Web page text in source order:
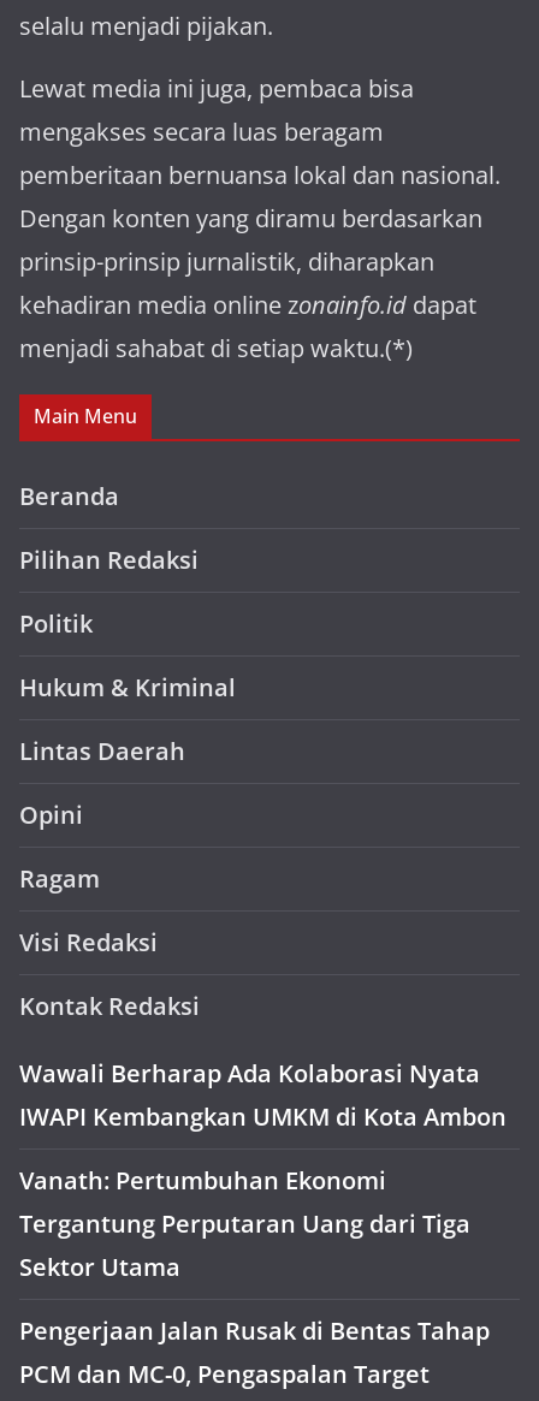
selalu menjadi pijakan.
Lewat media ini juga, pembaca bisa
mengakses secara luas beragam
pemberitaan bernuansa lokal dan nasional.
Dengan konten yang diramu berdasarkan
prinsip-prinsip jurnalistik, diharapkan
kehadiran media online zonainfo.id dapat
menjadi sahabat di setiap waktu.(*)
Main Menu
Beranda
Pilihan Redaksi
Politik
Hukum & Kriminal
Lintas Daerah
Opini
Ragam
Visi Redaksi
Kontak Redaksi
Wawali Berharap Ada Kolaborasi Nyata
IWAPI Kembangkan UMKM di Kota Ambon
Vanath: Pertumbuhan Ekonomi
Tergantung Perputaran Uang dari Tiga
Sektor Utama
Pengerjaan Jalan Rusak di Bentas Tahap
PCM dan MC-0, Pengaspalan Target